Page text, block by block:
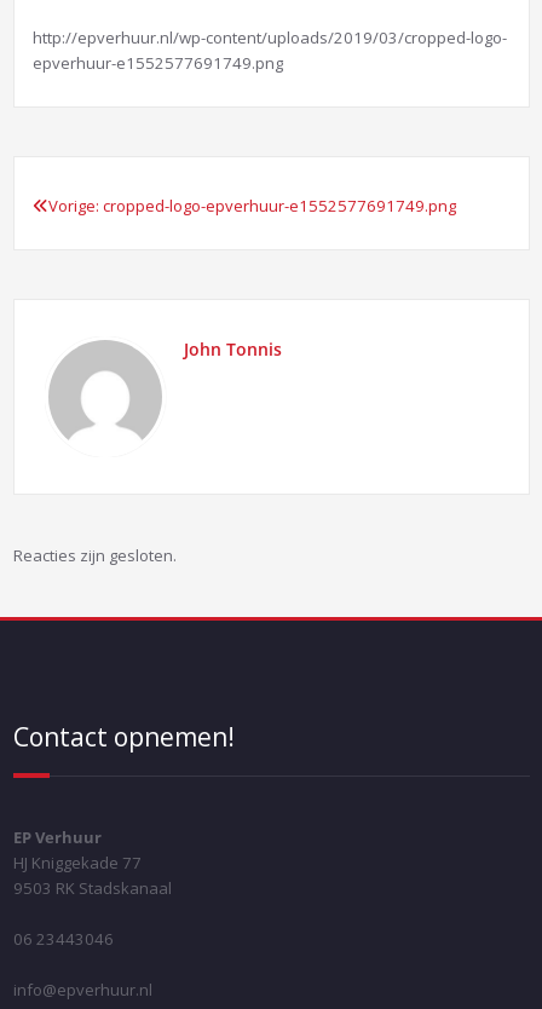
http://epverhuur.nl/wp-content/uploads/2019/03/cropped-logo-
epverhuur-e1552577691749.png
Bericht
Vorige: cropped-logo-epverhuur-e1552577691749.png
John Tonnis
Reacties zijn gesloten.
Contact opnemen!
EP Verhuur
HJ Kniggekade 77
9503 RK Stadskanaal
06 23443046
info@epverhuur.nl